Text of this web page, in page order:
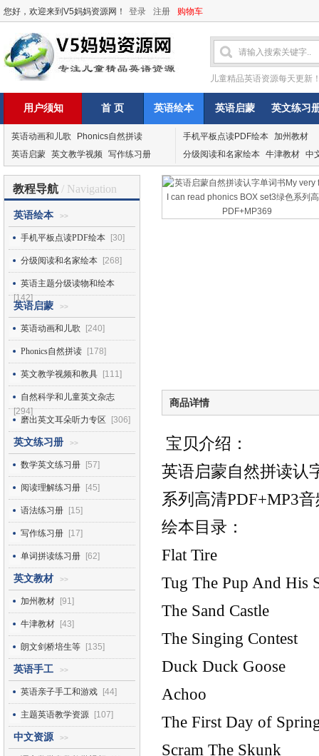
您好，欢迎来到V5妈妈资源网！ 登录 注册 购物车
儿童精品英语资源每天更新
用户须知 首 页 英语绘本 英语启蒙 英文练习
英语动画和儿歌
Phonics自然拼读
英语启蒙 英文教学视频 写作练习册
手机平板点读PDF绘本 加州教材
分级阅读和名家绘本 牛津教材 中
教程导航 / Navigation
英语绘本 >>
手机平板点读PDF绘本 [30]
分级阅读和名家绘本 [268]
英语主题分级读物和绘本
[142]
英语启蒙 >>
英语动画和儿歌 [240]
Phonics自然拼读 [178]
英文教学视频和教具 [111]
自然科学和儿童英文杂志
[294]
磨出英文耳朵听力专区
[306]
英文练习册 >>
数学英文练习册 [57]
阅读理解练习册 [45]
语法练习册 [15]
写作练习册 [17]
单词拼读练习册 [62]
英文教材 >>
加州教材 [91]
牛津教材 [43]
朗文剑桥培生等 [135]
英语手工 >>
英语亲子手工和游戏 [44]
主题英语教学资源 [107]
中文资源 >>
商品详情
宝贝介绍：
英语启蒙自然拼读认
系列高清PDF+MP3
绘本目录：
Flat Tire
Tug The Pup And His
The Sand Castle
The Singing Contest
Duck Duck Goose
Achoo
The First Day of
Scram The Skunk